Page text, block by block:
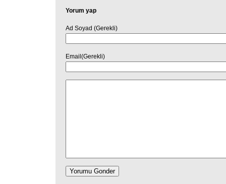
Yorum yap
Ad Soyad (Gerekli)
Email(Gerekli)